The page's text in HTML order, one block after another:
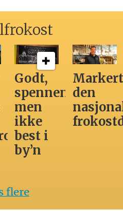
Godt,
spennende,
men
ikke
best i
by’n
den
flere